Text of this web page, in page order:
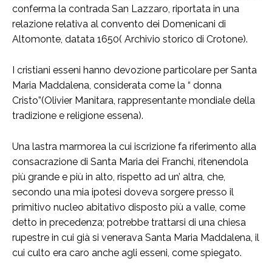
conferma la contrada San Lazzaro, riportata in una
relazione relativa al convento dei Domenicani di
Altomonte, datata 1650( Archivio storico di Crotone).
I cristiani esseni hanno devozione particolare per Santa
Maria Maddalena, considerata come la “ donna
Cristo”(Olivier Manitara, rappresentante mondiale della
tradizione e religione essena).
Una lastra marmorea la cui iscrizione fa riferimento alla
consacrazione di Santa Maria dei Franchi, ritenendola
più grande e più in alto, rispetto ad un’ altra, che,
secondo una mia ipotesi doveva sorgere presso il
primitivo nucleo abitativo disposto più a valle, come
detto in precedenza; potrebbe trattarsi di una chiesa
rupestre in cui già si venerava Santa Maria Maddalena, il
cui culto era caro anche agli esseni, come spiegato.